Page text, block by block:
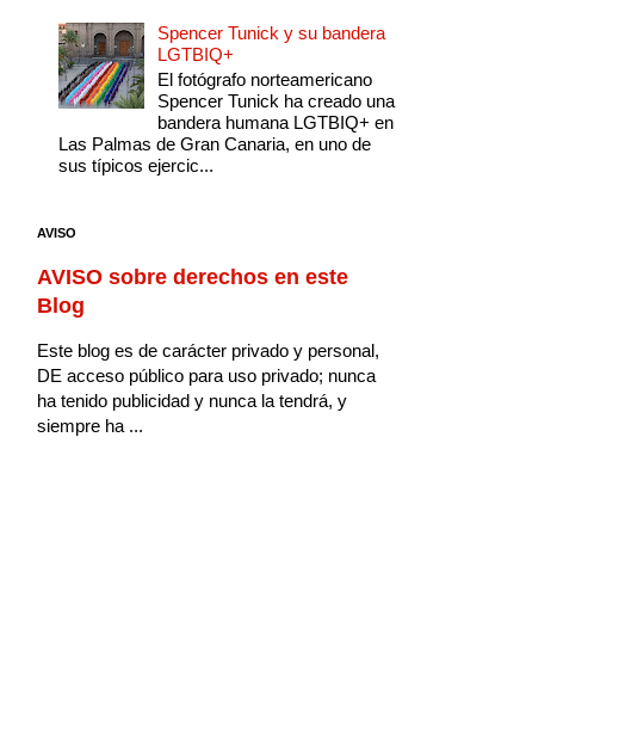
Spencer Tunick y su bandera
LGTBIQ+
El fotógrafo norteamericano
Spencer Tunick ha creado una
bandera humana LGTBIQ+ en
Las Palmas de Gran Canaria, en uno de
sus típicos ejercic...
AVISO
AVISO sobre derechos en este
Blog
Este blog es de carácter privado y personal,
DE acceso público para uso privado; nunca
ha tenido publicidad y nunca la tendrá, y
siempre ha ...